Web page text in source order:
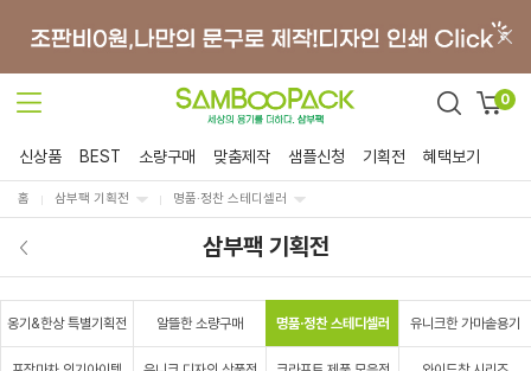
0
신상품 BEST 소량구매 맞춤제작 샘플신청 기획전 혜택보기
홈 삼부팩 기획전 명품·정찬 스테디셀러
삼부팩 기획전
옹기&한상 특별기획전 알뜰한 소량구매 명품·정찬 스테디셀러 유니크한 가마솥용기